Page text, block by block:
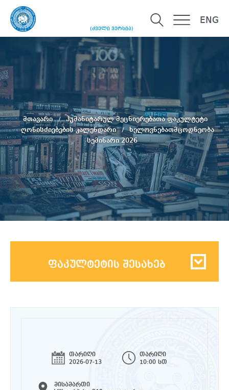
(ძველი ვერსია)
ENG
მთავარი
ჰუმანიტარულ მეცნიერებათა ფაკულტეტი
ღონისძიებების კალენდარი
ხელოვნებათმცოდნეობა
სემინარი 2026
ფაკულტეტის შესახებ
თარიღი
2026-07-13
თარიღი
10:00 სთ
მისამართი